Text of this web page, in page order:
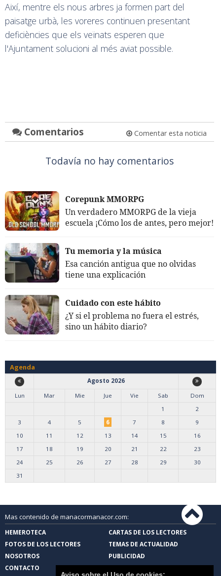
Així, mentre els nous arbres ja formen part del
paisatge urbà, les voreres continuen presentant
deficiències que els veïnats esperen que
l'Ajuntament solucioni al més aviat possible.
Comentarios Comentar esta noticia
Todavía no hay comentarios
Corepunk MMORPG
Un verdadero MMORPG de la vieja
escuela ¡Cómo los de antes, pero mejor!
Tu memoria y la música
Esa canción antigua que no olvidas
tiene una explicación
Cuidado con este hábito
¿Y si el problema no fuera el estrés,
sino un hábito diario?
Agenda
Agosto 2026
Lun
Mar Mie Jue Vie Sab
Dom
1
2
3
4 5 6 7 8
9
10
11 12 13 14 15
16
17
18 19 20 21 22
23
24
25 26 27 28 29
30
31
Mas contenido de manacormanacor.com:
HEMEROTECA
CARTAS DE LOS LECTORES
FOTOS DE LOS LECTORES
TEMAS DE ACTUALIDAD
NOSOTROS
PUBLICIDAD
CONTACTO